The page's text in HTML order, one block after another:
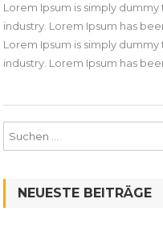
Lorem Ipsum is simply
industry. Lorem Ipsum has
Lorem Ipsum is simply
industry. Lorem Ipsum has
NEUESTE BEITRÄGE